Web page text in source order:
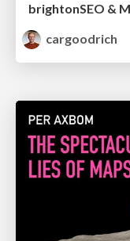
cargoodrich